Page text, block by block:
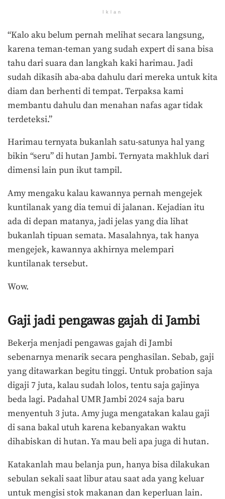
Iklan
“Kalo aku belum pernah melihat secara langsung,
karena teman-teman yang sudah expert di sana bisa
tahu dari suara dan langkah kaki harimau. Jadi
sudah dikasih aba-aba dahulu dari mereka untuk kita
diam dan berhenti di tempat. Terpaksa kami
membantu dahulu dan menahan nafas agar tidak
terdeteksi.”
Harimau ternyata bukanlah satu-satunya hal yang
bikin “seru” di hutan Jambi. Ternyata makhluk dari
dimensi lain pun ikut tampil.
Amy mengaku kalau kawannya pernah mengejek
kuntilanak yang dia temui di jalanan. Kejadian itu
ada di depan matanya, jadi jelas yang dia lihat
bukanlah tipuan semata. Masalahnya, tak hanya
mengejek, kawannya akhirnya melempari
kuntilanak tersebut.
Wow.
Gaji jadi pengawas gajah di Jambi
Bekerja menjadi pengawas gajah di Jambi
sebenarnya menarik secara penghasilan. Sebab, gaji
yang ditawarkan begitu tinggi. Untuk probation saja
digaji 7 juta, kalau sudah lolos, tentu saja gajinya
beda lagi. Padahal UMR Jambi 2024 saja baru
menyentuh 3 juta. Amy juga mengatakan kalau gaji
di sana bakal utuh karena kebanyakan waktu
dihabiskan di hutan. Ya mau beli apa juga di hutan.
Katakanlah mau belanja pun, hanya bisa dilakukan
sebulan sekali saat libur atau saat ada yang keluar
untuk mengisi stok makanan dan keperluan lain.